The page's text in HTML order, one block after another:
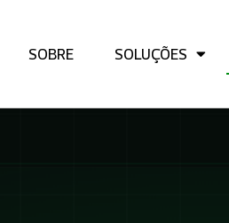
SOBRE SOLUÇÕES